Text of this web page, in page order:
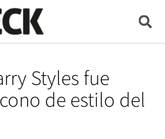
Styles fue
de estilo del